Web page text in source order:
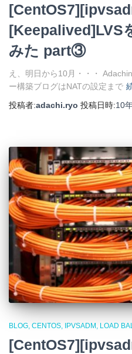
[Keepalived]LVS
みた part③
え、明日から10月・・・
ー構築ブログはNATの設定まで
投稿者:adachi.ryo 投稿日時:10
BLOG CENTOS IPVSADM LOAD